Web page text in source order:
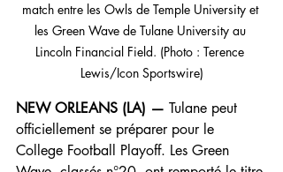
match entre les Owls de Temple University et
les Green Wave de Tulane University au
Lincoln Financial Field. (Photo : Terence
Lewis/Icon Sportswire)
NEW ORLEANS (LA) — Tulane peut
officiellement se préparer pour le
College Football Playoff. Les Green